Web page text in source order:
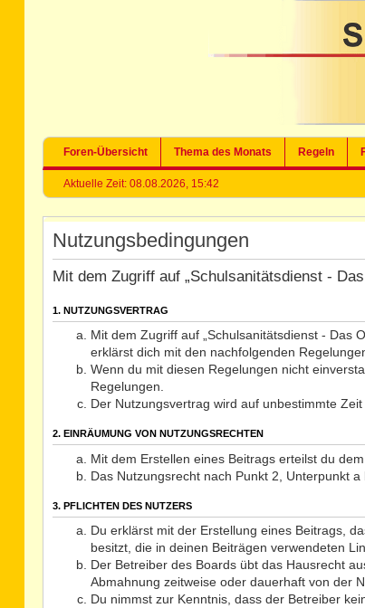
Foren-Übersicht Thema des Monats Regeln
Aktuelle Zeit: 08.08.2026, 15:42
Nutzungsbedingungen
Mit dem Zugriff auf „Schulsanitätsdienst -
1. NUTZUNGSVERTRAG
Mit dem Zugriff auf „Schulsanitätsdienst - Das
erklärst dich mit den nachfolgenden
Wenn du mit diesen Regelungen nicht
Regelungen.
Der Nutzungsvertrag wird auf unbestimmte
2. EINRÄUMUNG VON NUTZUNGSRECHTEN
Mit dem Erstellen eines Beitrags erteilst du
Das Nutzungsrecht nach Punkt 2, Unterpunkt
3. PFLICHTEN DES NUTZERS
Du erklärst mit der Erstellung eines Beitrags,
besitzt, die in deinen Beiträgen verwendeten
Der Betreiber des Boards übt das Hausrecht
Abmahnung zeitweise oder dauerhaft von der
Du nimmst zur Kenntnis, dass der Betreiber